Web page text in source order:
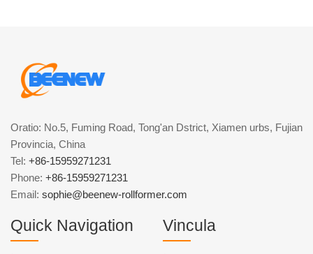
Oratio: No.5, Fuming Road, Tong'an Dstrict, Xiamen urbs, Fujian
Provincia, China
Tel: +86-15959271231
Phone: +86-15959271231
Email: sophie@beenew-rollformer.com
Quick Navigation Vincula